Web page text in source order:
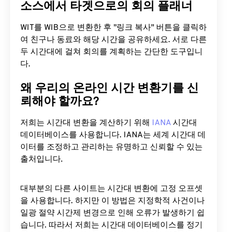
소스에서 타겟으로의 회의 플래너
WIT를 WIB으로 변환한 후 "링크 복사" 버튼을 클릭하
여 친구나 동료와 해당 시간을 공유하세요. 서로 다른
두 시간대에 걸쳐 회의를 계획하는 간단한 도구입니
다.
왜 우리의 온라인 시간 변환기를 신
뢰해야 할까요?
저희는 시간대 변환을 계산하기 위해 IANA 시간대
데이터베이스를 사용합니다. IANA는 세계 시간대 데
이터를 조정하고 관리하는 유명하고 신뢰할 수 있는
출처입니다.
대부분의 다른 사이트는 시간대 변환에 ​​고정 오프셋
을 사용합니다. 하지만 이 방법은 지정학적 사건이나
일광 절약 시간제 변경으로 인해 오류가 발생하기 쉽
습니다. 따라서 저희는 시간대 데이터베이스를 정기